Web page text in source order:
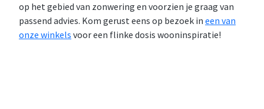
op het gebied van zonwering en voorzien je graag van
passend advies. Kom gerust eens op bezoek in een van
onze winkels voor een flinke dosis wooninspiratie!